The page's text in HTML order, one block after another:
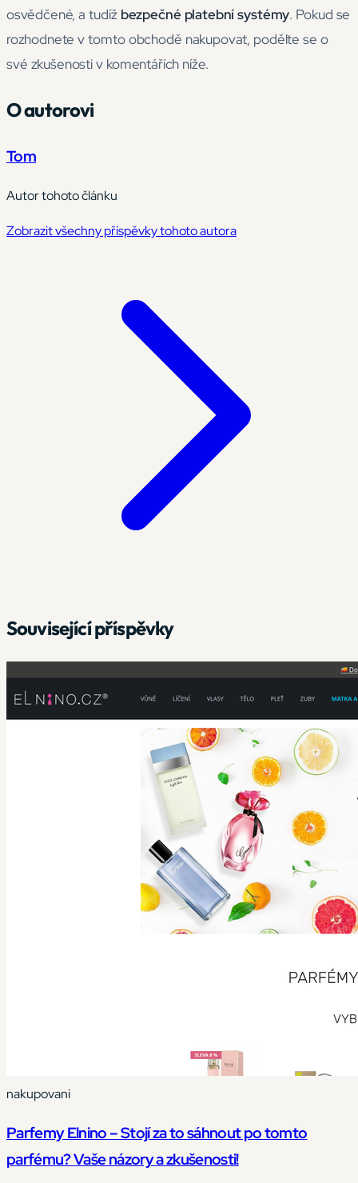
osvědčené, a tudíž bezpečné platební systémy. Pokud se
rozhodnete v tomto obchodě nakupovat, podělte se o
své zkušenosti v komentářích níže.
O autorovi
Tom
Autor tohoto článku
Zobrazit všechny příspěvky tohoto autora
Související příspěvky
nakupovani
Parfemy Elnino – Stojí za to sáhnout po tomto
parfému? Vaše názory a zkušenosti!